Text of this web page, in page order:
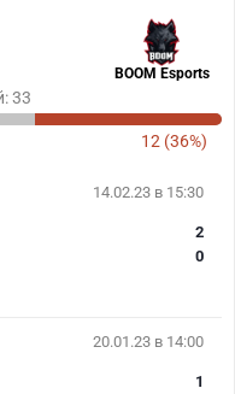
BOOM Esports
33
12 (36%)
14.02.23 в 15:30
2
0
20.01.23 в 14:00
1